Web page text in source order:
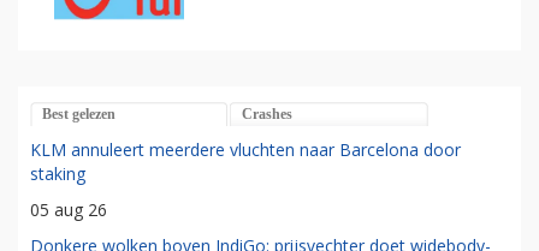
Best gelezen Crashes
KLM annuleert meerdere vluchten naar Barcelona door
staking
05 aug 26
Donkere wolken boven IndiGo: prijsvechter doet widebody-